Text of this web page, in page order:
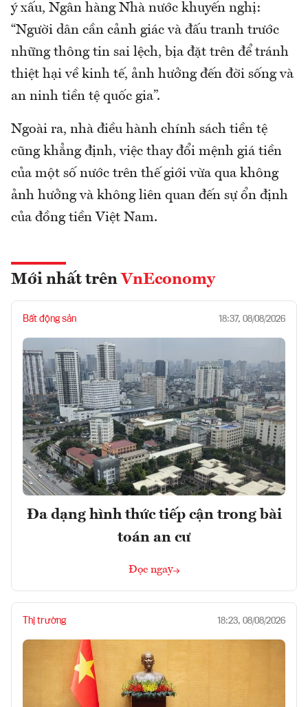
ý xấu, Ngân hàng Nhà nước khuyến nghị:
“Người dân cần cảnh giác và đấu tranh trước
những thông tin sai lệch, bịa đặt trên để tránh
thiệt hại về kinh tế, ảnh hưởng đến đời sống và
an ninh tiền tệ quốc gia”.
Ngoài ra, nhà điều hành chính sách tiền tệ
cũng khẳng định, việc thay đổi mệnh giá tiền
của một số nước trên thế giới vừa qua không
ảnh hưởng và không liên quan đến sự ổn định
của đồng tiền Việt Nam.
Mới nhất trên VnEconomy
Bất động sản 18:37, 08/08/2026
Đa dạng hình thức tiếp cận trong bài
toán an cư
Đọc ngay
Thị trường 18:23, 08/08/2026